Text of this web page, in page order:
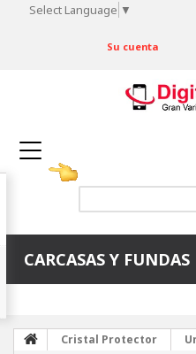
Select Language ▼
Su cuenta
CARCASAS Y FUNDAS
Cristal Protector